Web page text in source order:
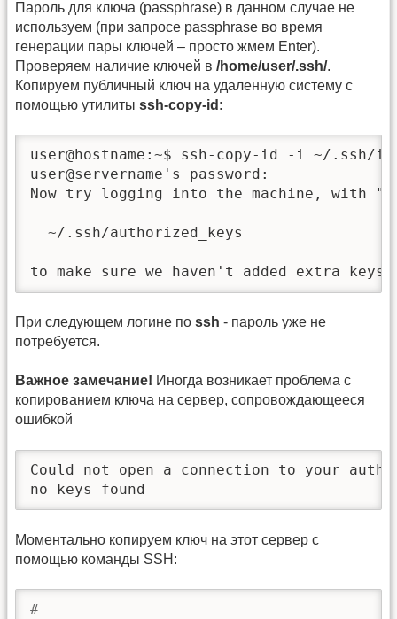
Пароль для ключа (passphrase) в данном случае не
используем (при запросе passphrase во время
генерации пары ключей – просто жмем Enter).
Проверяем наличие ключей в /home/user/.ssh/.
Копируем публичный ключ на удаленную систему с
помощью утилиты ssh-copy-id :
user@hostname:~$ ssh-copy-id -i ~/.ssh/
user@servername's password:
Now try logging into the machine, with
  ~/.ssh/authorized_keys
to make sure we haven't added extra
При следующем логине по ssh - пароль уже не
потребуется.
Важное замечание! Иногда возникает проблема с
копированием ключа на сервер, сопровождающееся
ошибкой
Could not open a connection to your
no keys found
Моментально копируем ключ на этот сервер с
помощью команды SSH:
#